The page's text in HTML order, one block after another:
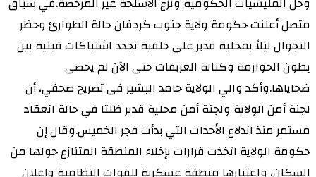
متصل أعلنت حكومة ولاية جنوب كردفان حالة الطوارئ وحظر
التجوال ليلاً بمحلية قدير على خلفية تجدد اشتباكات قبلية بين
بطون الحوازمة وكنانة العريفات حتى الآن لم يحصى
ضحاياها.وأكد والي الولاية حامد البشير فى تصريح صحفي، أن
لجنة أمن الولاية ولجنة أمن محلية قدير ظلتا في حالة انعقاد
مستمر منذ اندلاع الأحداث التي بدأت فجر الخميس.وقال إن
حكومة الولاية اتخذت قرارات بإخلاء المنطقة المتنازع حولها من
السكان، واعتبارها منطقة عسكرية للقوات النظامية وإعلان